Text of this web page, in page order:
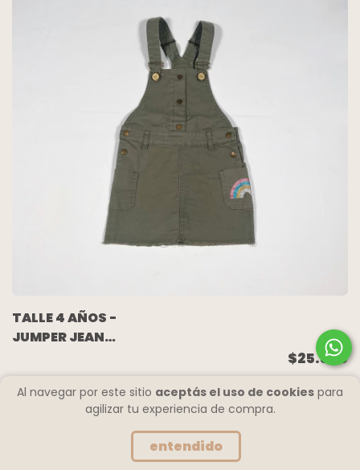
Al navegar por este sitio aceptás el uso de cookies para
agilizar tu experiencia de compra.
entendido
TALLE 4 AÑOS -
JUMPER JEAN
$25.500